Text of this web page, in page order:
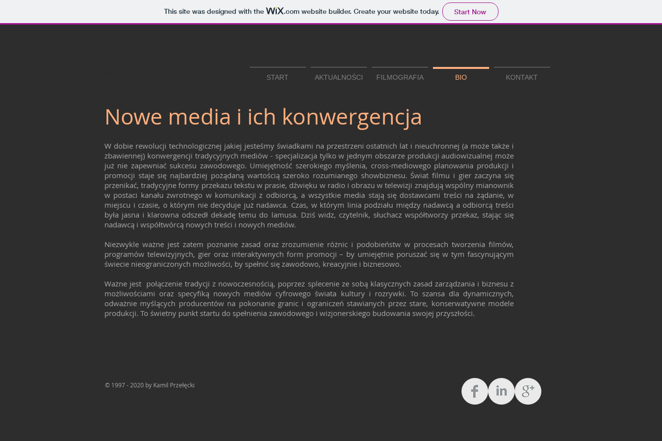
This site was designed with the .comwebsite builder. Create your website today. Start Now
START AKTUALNOŚCI FILMOGRAFIA BIO KONTAKT
Nowe media i ich konwergencja
W dobie rewolucji technologicznej jakiej jesteśmy świadkami na przestrzeni ostatnich lat i nieuchronnej (a może także i
zbawiennej) konwergencji tradycyjnych mediów - specjalizacja tylko w jednym obszarze produkcji audiowizualnej może
już nie zapewniać sukcesu zawodowego. Umiejętność szerokiego myślenia, cross-mediowego planowania produkcji i
promocji staje się najbardziej pożądaną wartością szeroko rozumianego showbiznesu. Świat filmu i gier zaczyna się
przenikać, tradycyjne formy przekazu tekstu w prasie, dźwięku w radio i obrazu w telewizji znajdują wspólny mianownik
w postaci kanału zwrotnego w komunikacji z odbiorcą, a wszystkie media stają się dostawcami treści na żądanie, w
miejscu i czasie, o którym nie decyduje już nadawca. Czas, w którym linia podziału między nadawcą a odbiorcą treści
była jasna i klarowna odszedł dekadę temu do lamusa. Dziś widz, czytelnik, słuchacz współtworzy przekaz, stając się
nadawcą i współtwórcą nowych treści i nowych mediów.
Niezwykle ważne jest zatem poznanie zasad oraz zrozumienie różnic i podobieństw w procesach tworzenia filmów,
programów telewizyjnych, gier oraz interaktywnych form promocji – by umiejętnie poruszać się w tym fascynującym
świecie nieograniczonych możliwości, by spełnić się zawodowo, kreacyjnie i biznesowo.
Ważne jest połączenie tradycji z nowoczesnością, poprzez splecenie ze sobą klasycznych zasad zarządzania i biznesu z
możliwościami oraz specyfiką nowych mediów cyfrowego świata kultury i rozrywki. To szansa dla dynamicznych,
odważnie myślących producentów na pokonanie granic i ograniczeń stawianych przez stare, konserwatywne modele
produkcji. To świetny punkt startu do spełnienia zawodowego i wizjonerskiego budowania swojej przyszłości.
© 1997 - 2020 by Kamil Przełęcki